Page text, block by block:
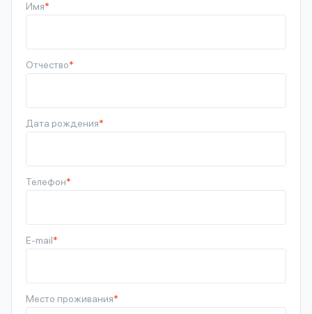
Имя*
Отчество*
Дата рождения*
Телефон*
E-mail*
Место проживания*